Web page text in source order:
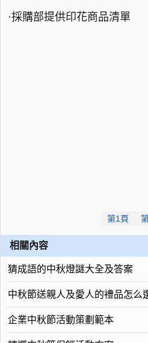
·採購部提供印花商品清單
第1頁
相關內容
猜成語的中秋燈謎大全及答案
中秋節送親人及愛人的禮品怎么
企業中秋節活動策劃範本